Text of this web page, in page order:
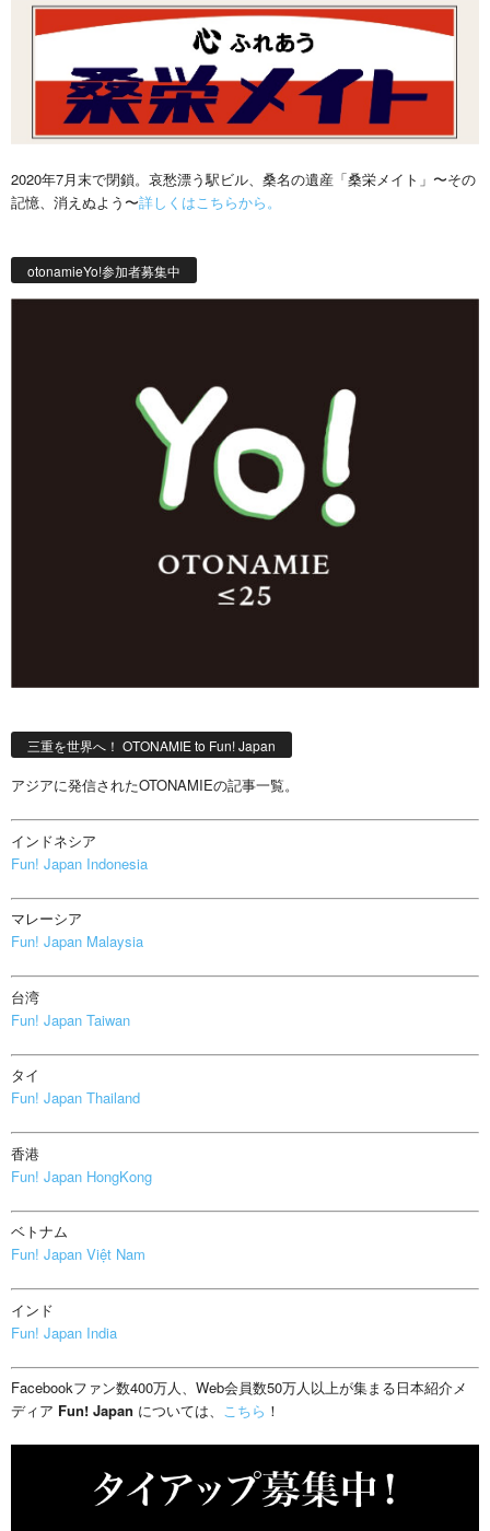
2020年7月末で閉鎖。哀愁漂う駅ビル、桑名の遺産「桑栄メイト」〜その
記憶、消えぬよう〜詳しくはこちらから。
otonamieYo!参加者募集中
三重を世界へ！ OTONAMIE to Fun! Japan
アジアに発信されたOTONAMIEの記事一覧。
インドネシア
Fun! Japan Indonesia
マレーシア
Fun! Japan Malaysia
台湾
Fun! Japan Taiwan
タイ
Fun! Japan Thailand
香港
Fun! Japan HongKong
ベトナム
Fun! Japan Việt Nam
インド
Fun! Japan India
Facebookファン数400万人、Web会員数50万人以上が集まる日本紹介メ
ディア Fun! Japan については、 こちら ！